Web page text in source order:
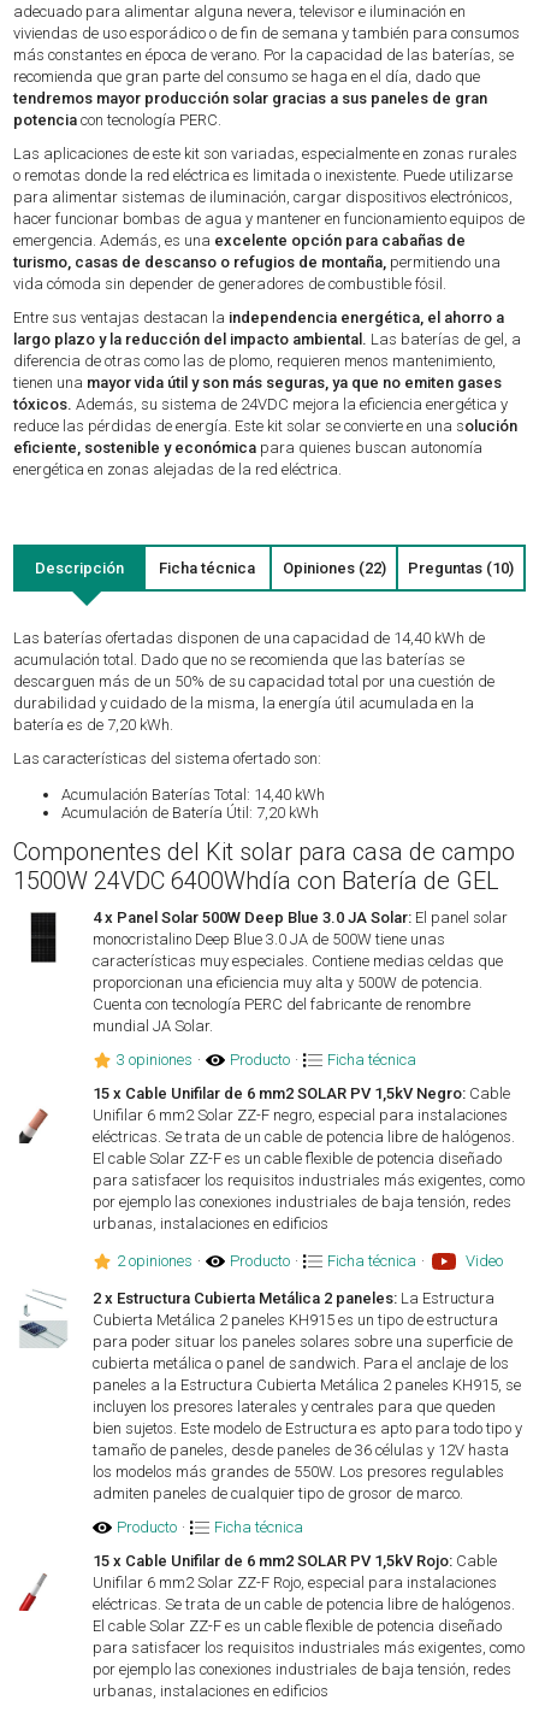
adecuado para alimentar alguna nevera, televisor e iluminación en
viviendas de uso esporádico o de fin de semana y también para consumos
más constantes en época de verano. Por la capacidad de las baterías, se
recomienda que gran parte del consumo se haga en el día, dado que
tendremos mayor producción solar gracias a sus paneles de gran
potencia con tecnología PERC.
Las aplicaciones de este kit son variadas, especialmente en zonas rurales
o remotas donde la red eléctrica es limitada o inexistente. Puede utilizarse
para alimentar sistemas de iluminación, cargar dispositivos electrónicos,
hacer funcionar bombas de agua y mantener en funcionamiento equipos de
emergencia. Además, es una excelente opción para cabañas de
turismo, casas de descanso o refugios de montaña, permitiendo una
vida cómoda sin depender de generadores de combustible fósil.
Entre sus ventajas destacan la independencia energética, el ahorro a
largo plazo y la reducción del impacto ambiental. Las baterías de gel, a
diferencia de otras como las de plomo, requieren menos mantenimiento,
tienen una mayor vida útil y son más seguras, ya que no emiten gases
tóxicos. Además, su sistema de 24VDC mejora la eficiencia energética y
reduce las pérdidas de energía. Este kit solar se convierte en una solución
eficiente, sostenible y económica para quienes buscan autonomía
energética en zonas alejadas de la red eléctrica.
Descripción Ficha técnica Opiniones (22) Preguntas (10)
Las baterías ofertadas disponen de una capacidad de 14,40 kWh de
acumulación total. Dado que no se recomienda que las baterías se
descarguen más de un 50% de su capacidad total por una cuestión de
durabilidad y cuidado de la misma, la energía útil acumulada en la
batería es de 7,20 kWh.
Las características del sistema ofertado son:
Acumulación Baterías Total: 14,40 kWh
Acumulación de Batería Útil: 7,20 kWh
Componentes del Kit solar para casa de campo
1500W 24VDC 6400Whdía con Batería de GEL
4 x Panel Solar 500W Deep Blue 3.0 JA Solar: El panel solar
monocristalino Deep Blue 3.0 JA de 500W tiene unas
características muy especiales. Contiene medias celdas que
proporcionan una eficiencia muy alta y 500W de potencia.
Cuenta con tecnología PERC del fabricante de renombre
mundial JA Solar.
3 opiniones · Producto ·
Ficha técnica
15 x Cable Unifilar de 6 mm2 SOLAR PV 1,5kV Negro: Cable
Unifilar 6 mm2 Solar ZZ-F negro, especial para instalaciones
eléctricas. Se trata de un cable de potencia libre de halógenos.
El cable Solar ZZ-F es un cable flexible de potencia diseñado
para satisfacer los requisitos industriales más exigentes, como
por ejemplo las conexiones industriales de baja tensión, redes
urbanas, instalaciones en edificios
2 opiniones · Producto · Ficha técnica · Video
2 x Estructura Cubierta Metálica 2 paneles: La Estructura
Cubierta Metálica 2 paneles KH915 es un tipo de estructura
para poder situar los paneles solares sobre una superficie de
cubierta metálica o panel de sandwich. Para el anclaje de los
paneles a la Estructura Cubierta Metálica 2 paneles KH915, se
incluyen los presores laterales y centrales para que queden
bien sujetos. Este modelo de Estructura es apto para todo tipo y
tamaño de paneles, desde paneles de 36 células y 12V hasta
los modelos más grandes de 550W. Los presores regulables
admiten paneles de cualquier tipo de grosor de marco.
Producto ·
Ficha técnica
15 x Cable Unifilar de 6 mm2 SOLAR PV 1,5kV Rojo: Cable
Unifilar 6 mm2 Solar ZZ-F Rojo, especial para instalaciones
eléctricas. Se trata de un cable de potencia libre de halógenos.
El cable Solar ZZ-F es un cable flexible de potencia diseñado
para satisfacer los requisitos industriales más exigentes, como
por ejemplo las conexiones industriales de baja tensión, redes
urbanas, instalaciones en edificios